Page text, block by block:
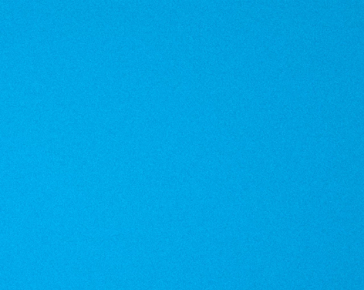
Crea valore per la tua azienda